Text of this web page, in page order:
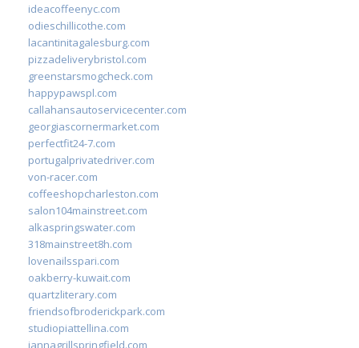
ideacoffeenyc.com
odieschillicothe.com
lacantinitagalesburg.com
pizzadeliverybristol.com
greenstarsmogcheck.com
happypawspl.com
callahansautoservicecenter.com
georgiascornermarket.com
perfectfit24-7.com
portugalprivatedriver.com
von-racer.com
coffeeshopcharleston.com
salon104mainstreet.com
alkaspringswater.com
318mainstreet8h.com
lovenailsspari.com
oakberry-kuwait.com
quartzliterary.com
friendsofbroderickpark.com
studiopiattellina.com
jannagrillspringfield.com